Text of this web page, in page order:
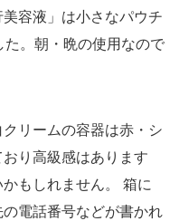
容液」は小さなパウチ
。朝・晩の使用なので
リームの容器は赤・シ
り高級感はあります
もしれません。 箱に
電話番号などが書かれ